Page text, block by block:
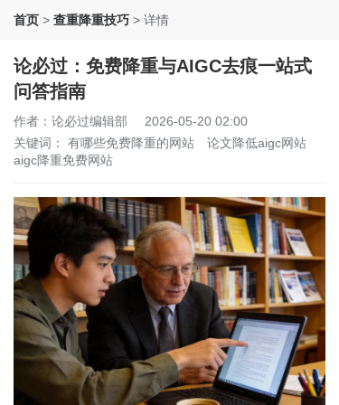
首页 > 查重降重技巧 > 详情
论必过：免费降重与AIGC去痕一站式
问答指南
作者：论必过编辑部
2026-05-20 02:00
关键词： 有哪些免费降重的网站
论文降低aigc网站
aigc降重免费网站